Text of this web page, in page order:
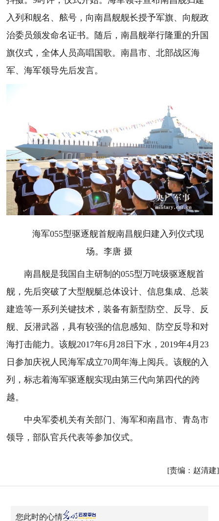
入列和舰名、舷号，向南昌舰舰长授予军旗、向舰政
治委员颁发命名证书。随后，南昌舰举行隆重的升国
旗仪式，全体人员高唱国歌。南昌市、北部战区海
军、海军领导先后发言。
海军055型驱逐舰首舰南昌舰归建入列仪式现
场。李唐 摄
南昌舰是我国自主研制的055型万吨级驱逐舰首
舰，先后突破了大型舰艇总体设计、信息集成、总装
建造等一系列关键技术，装备有新型防空、反导、反
舰、反潜武器，具有较强的信息感知、防空反导和对
海打击能力。该舰2017年6月28日下水，2019年4月23
日参加庆祝人民海军成立70周年海上阅兵。该舰的入
列，标志着海军驱逐舰实现由第三代向第四代的跨
越。
中央军委机关有关部门、海军和南昌市、青岛市
领导，部队官兵代表等参加仪式。
[责编：赵清建]
您此时的心情